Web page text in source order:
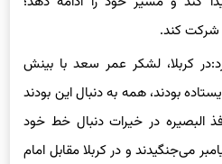
کربلا، لشکر عمر سعد با بینش
بودند، همه به دنبال این بودند
البصیره در خیرات دنبال خط خود
می‌جنگیدند و در کربلا مقابل امام